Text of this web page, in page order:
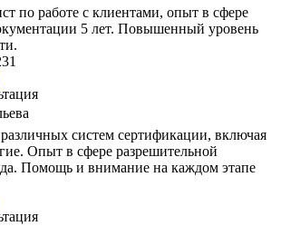
по работе с клиентами, опыт в сфере
5 лет. Повышенный уровень
систем сертификации, включая
Опыт в сфере разрешительной
Помощь и внимание на каждом этапе